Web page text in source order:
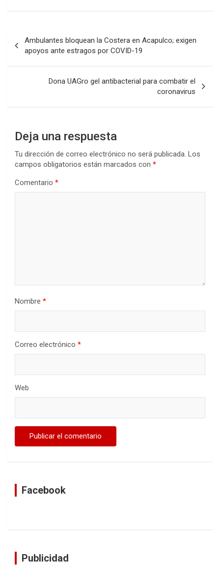
de
entradas
Ambulantes bloquean la Costera en Acapulco; exigen
apoyos ante estragos por COVID-19
Dona UAGro gel antibacterial para combatir el
coronavirus
Deja una respuesta
Tu dirección de correo electrónico no será publicada. Los
campos obligatorios están marcados con *
Comentario *
Nombre *
Correo electrónico *
Web
Facebook
Publicidad